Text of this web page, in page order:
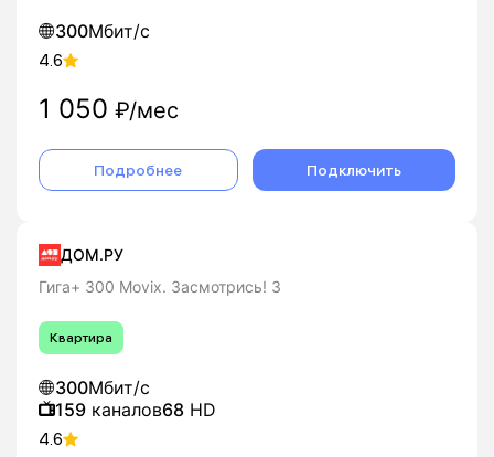
300Мбит/с
4.6
1 050 ₽/мес
Подробнее Подключить
ДОМ.РУ
Гига+ 300 Movix. Засмотрись! 3
Квартира
300Мбит/с
159 каналов68 HD
4.6